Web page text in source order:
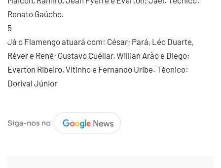
Renato Gaúcho.
5
Já o Flamengo atuará com: César; Pará, Léo Duarte,
Réver e Renê; Gustavo Cuéllar, Willian Arão e Diego;
Everton Ribeiro, Vitinho e Fernando Uribe. Técnico:
Dorival Júnior